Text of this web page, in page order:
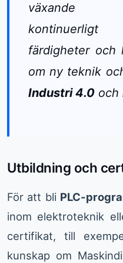
växande
färdigheter och
om ny teknik
Industri 4.0 och
Utbildning och
För att bli PLC-
inom elektroteknik
certifikat, till
kunskap om